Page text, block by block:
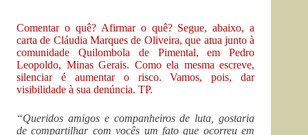
Comentar o quê? Afirmar o quê? Segue, abaixo, a
carta de Cláudia Marques de Oliveira, que atua junto à
comunidade Quilombola de Pimental, em Pedro
Leopoldo, Minas Gerais. Como ela mesma escreve,
silenciar é aumentar o risco. Vamos, pois, dar
visibilidade à sua denúncia. TP.
“Queridos amigos e companheiros de luta, gostaria
de compartilhar com vocês um fato que ocorreu em